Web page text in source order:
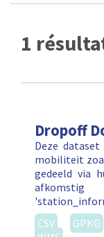
1
Dropoff
Deze
mobiliteit
gedeeld via
CSV
GPKG